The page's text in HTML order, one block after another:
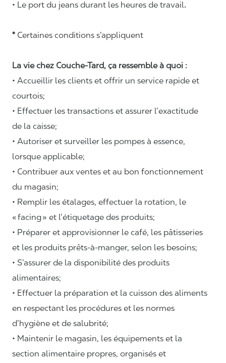
• Le port du jeans durant les heures de travail.
* Certaines conditions s’appliquent
La vie chez Couche-Tard, ça ressemble à quoi :
• Accueillir les clients et offrir un service rapide et
courtois;
• Effectuer les transactions et assurer l’exactitude
de la caisse;
• Autoriser et surveiller les pompes à essence,
lorsque applicable;
• Contribuer aux ventes et au bon fonctionnement
du magasin;
• Remplir les étalages, effectuer la rotation, le
« facing » et l’étiquetage des produits;
• Préparer et approvisionner le café, les pâtisseries
et les produits prêts-à-manger, selon les besoins;
• S’assurer de la disponibilité des produits
alimentaires;
• Effectuer la préparation et la cuisson des aliments
en respectant les procédures et les normes
d’hygiène et de salubrité;
• Maintenir le magasin, les équipements et la
section alimentaire propres, organisés et